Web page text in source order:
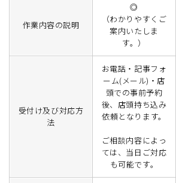
作業内容の説明
◎
（わかりやすくご
案内いたしま
す。）
受付け及び対応方
法
お電話・記事フォ
ーム(メール)・店
頭での事前予約
後、店頭持ち込み
依頼となります。
ご相談内容によっ
ては、当日ご対応
も可能です。